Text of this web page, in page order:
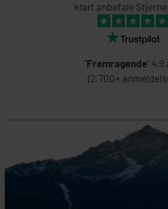
klart anbefale
"Fremragende" 4,9
(2.700+